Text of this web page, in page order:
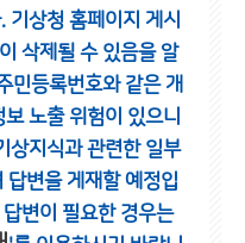
기상청 홈페이지 게시
삭제될 수 있음을 알
민등록번호와 같은 개
노출 위험이 있으니
상지식과 관련한 일부
답변을 게재할 예정입
변이 필요한 경우는